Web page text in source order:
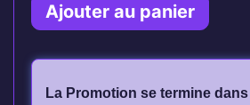
Ajouter au panier
La Promotion se termine dans